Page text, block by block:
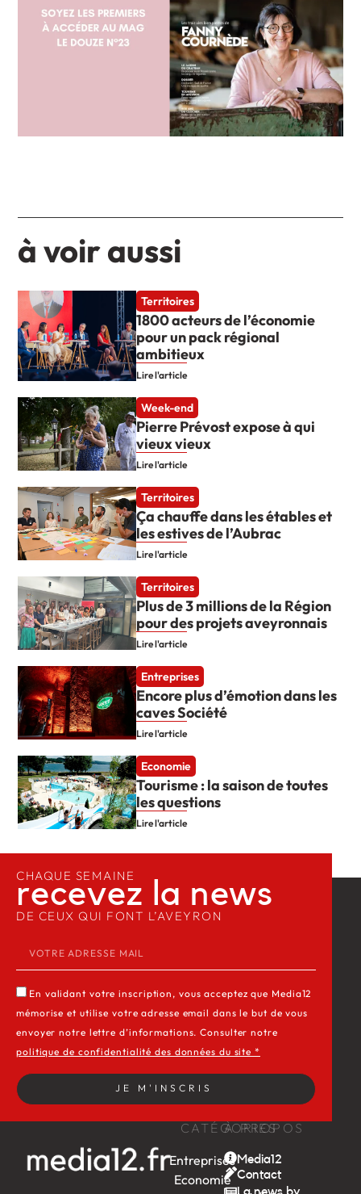
à voir aussi
Territoires
1800 acteurs de l’économie
pour un pack régional
ambitieux
Lire l'article
Week-end
Pierre Prévost expose à qui
vieux vieux
Lire l'article
Territoires
Ça chauffe dans les étables et
les estives de l’Aubrac
Lire l'article
Territoires
Plus de 3 millions de la Région
pour des projets aveyronnais
Lire l'article
Entreprises
Encore plus d’émotion dans les
caves Société
Lire l'article
Economie
Tourisme : la saison de toutes
les questions
Lire l'article
CATÉGORIES
Entreprises
Economie
À PROPOS
Media12
Contact
La news by
CHAQUE SEMAINE
recevez la news​
DE CEUX QUI FONT L’AVEYRON
En validant votre inscription, vous acceptez que Media12
mémorise et utilise votre adresse email dans le but de vous
envoyer notre lettre d’informations. Consulter notre
politique de confidentialité des données du site *
JE M'INSCRIS